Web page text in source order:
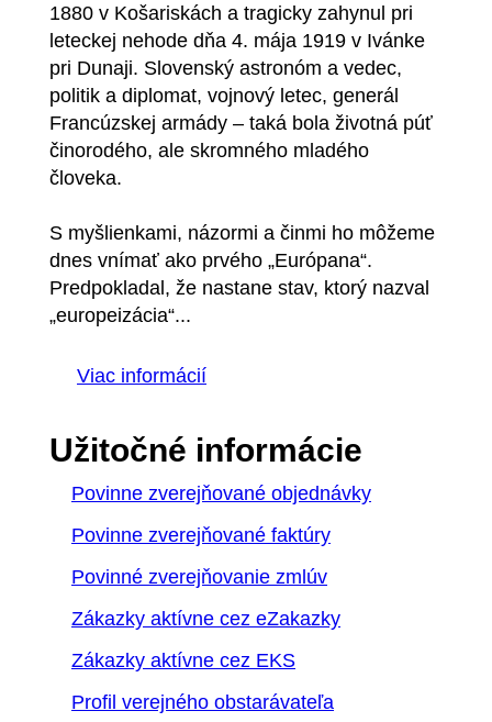
1880 v Košariskách a tragicky zahynul pri
leteckej nehode dňa 4. mája 1919 v Ivánke
pri Dunaji. Slovenský astronóm a vedec,
politik a diplomat, vojnový letec, generál
Francúzskej armády – taká bola životná púť
činorodého, ale skromného mladého
človeka.
S myšlienkami, názormi a činmi ho môžeme
dnes vnímať ako prvého „Európana“.
Predpokladal, že nastane stav, ktorý nazval
„europeizácia“...
Viac informácií
Užitočné informácie
Povinne zverejňované objednávky
Povinne zverejňované faktúry
Povinné zverejňovanie zmlúv
Zákazky aktívne cez eZakazky
Zákazky aktívne cez EKS
Profil verejného obstarávateľa